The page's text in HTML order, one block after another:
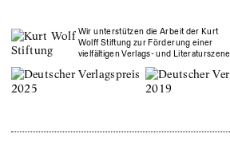
Wir unterstützen die Arbeit der Kurt
Wolff Stiftung zur Förderung einer
vielfältigen Verlags- und Literaturszene